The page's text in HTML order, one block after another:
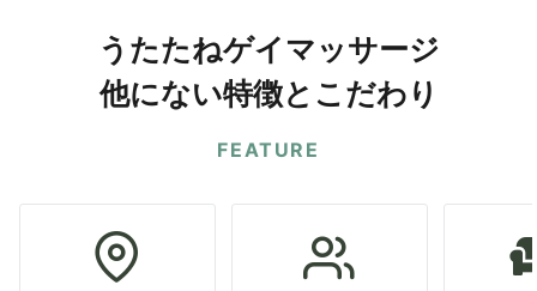
うたたねゲイマッサージ
他にない特徴とこだわり
FEATURE